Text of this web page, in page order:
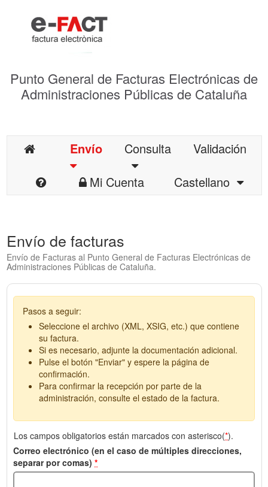
Punto General de Facturas Electrónicas de
Administraciones Públicas de Cataluña
Envío Consulta
Validación
Mi Cuenta
Castellano
Envío de facturas
Envío de Facturas al Punto General de Facturas Electrónicas de
Administraciones Públicas de Cataluña.
Pasos a seguir:
Seleccione el archivo (XML, XSIG, etc.) que contiene
su factura.
Si es necesario, adjunte la documentación adicional.
Pulse el botón "Enviar" y espere la página de
confirmación.
Para confirmar la recepción por parte de la
administración, consulte el estado de la factura.
Los campos obligatorios están marcados con asterisco(*).
Correo electrónico (en el caso de múltiples direcciones,
separar por comas) *